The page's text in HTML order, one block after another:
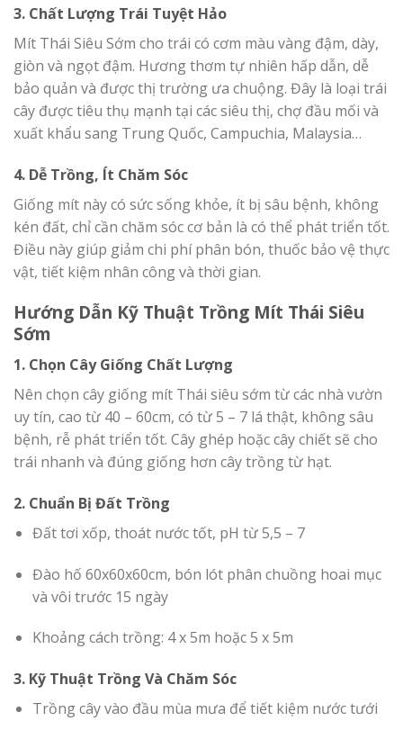
3. Chất Lượng Trái Tuyệt Hảo
Mít Thái Siêu Sớm cho trái có cơm màu vàng đậm, dày,
giòn và ngọt đậm. Hương thơm tự nhiên hấp dẫn, dễ
bảo quản và được thị trường ưa chuộng. Đây là loại trái
cây được tiêu thụ mạnh tại các siêu thị, chợ đầu mối và
xuất khẩu sang Trung Quốc, Campuchia, Malaysia…
4. Dễ Trồng, Ít Chăm Sóc
Giống mít này có sức sống khỏe, ít bị sâu bệnh, không
kén đất, chỉ cần chăm sóc cơ bản là có thể phát triển tốt.
Điều này giúp giảm chi phí phân bón, thuốc bảo vệ thực
vật, tiết kiệm nhân công và thời gian.
Hướng Dẫn Kỹ Thuật Trồng Mít Thái Siêu
Sớm
1. Chọn Cây Giống Chất Lượng
Nên chọn cây giống mít Thái siêu sớm từ các nhà vườn
uy tín, cao từ 40 – 60cm, có từ 5 – 7 lá thật, không sâu
bệnh, rễ phát triển tốt. Cây ghép hoặc cây chiết sẽ cho
trái nhanh và đúng giống hơn cây trồng từ hạt.
2. Chuẩn Bị Đất Trồng
Đất tơi xốp, thoát nước tốt, pH từ 5,5 – 7
Đào hố 60x60x60cm, bón lót phân chuồng hoai mục
và vôi trước 15 ngày
Khoảng cách trồng: 4 x 5m hoặc 5 x 5m
3. Kỹ Thuật Trồng Và Chăm Sóc
Trồng cây vào đầu mùa mưa để tiết kiệm nước tưới